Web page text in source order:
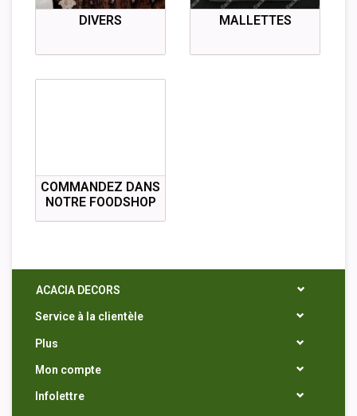
DIVERS MALLETTES
COMMANDEZ DANS
NOTRE FOODSHOP
ACACIA DECORS
Service à la clientèle
Plus
Mon compte
Infolettre